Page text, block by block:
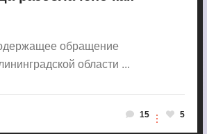
обращение
области ...
15 5